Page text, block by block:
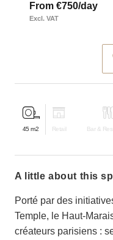
From €750/day
Excl. VAT
45 m2 Retail Bar &
a little about this
Porté par des
Temple, le Haut-
créateurs parisiens :